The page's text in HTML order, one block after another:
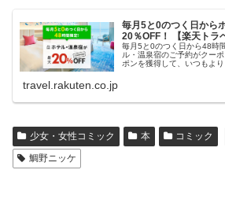
毎月5と0のつく日から
20％OFF！ 【楽天トラ
毎月5と0のつく日から48時
ル・温泉宿のご予約がクー
ポンを獲得して、いつもよ
travel.rakuten.co.jp
少女・女性コミック 本 コミック
鯛野ニッケ